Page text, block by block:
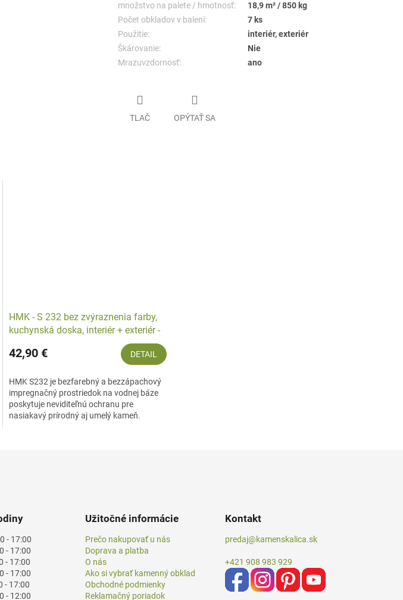
množstvo na palete / hmotnosť:
18,9 m² / 850 kg
Počet obkladov v balení:
7 ks
Použitie:
interiér, exteriér
Škárovanie:
Nie
Mrazuvzdornosť:
ano
TLAČ OPÝTAŤ SA
HMK - S 232 bez zvýraznenia farby,
kuchynská doska, interiér + exteriér -
42,90 € DETAIL
HMK S232 je bezfarebný a bezzápachový
impregnačný prostriedok na vodnej báze
poskytuje neviditeľnú ochranu pre
nasiakavý prírodný aj umelý kameň.
- 17:00
17:00
17:00
17:00
17:00
12:00
Užitočné informácie
Prečo nakupovať u nás
Doprava a platba
O nás
Ako si vybrať kamenný obklad
Obchodné podmienky
Reklamačný poriadok
Kontakt
predaj@kamenskalica.sk
+421 908 983 929